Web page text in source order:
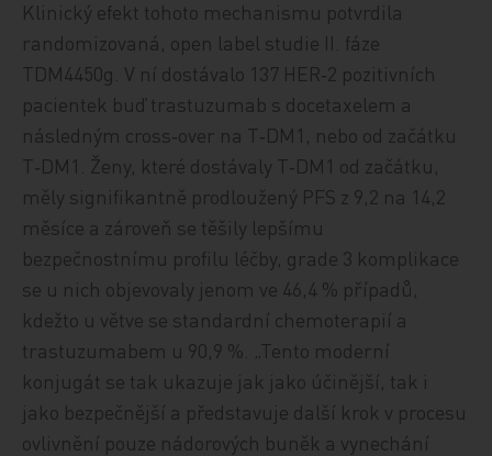
Klinický efekt tohoto mechanismu potvrdila
randomizovaná, open label studie II. fáze
TDM4450g. V ní dostávalo 137 HER‑2 pozitivních
pacientek buď trastuzumab s docetaxelem a
následným cross‑over na T‑DM1, nebo od začátku
T‑DM1. Ženy, které dostávaly T‑DM1 od začátku,
měly signifikantně prodloužený PFS z 9,2 na 14,2
měsíce a zároveň se těšily lepšímu
bezpečnostnímu profilu léčby, grade 3 komplikace
se u nich objevovaly jenom ve 46,4 % případů,
kdežto u větve se standardní chemoterapií a
trastuzumabem u 90,9 %. „Tento moderní
konjugát se tak ukazuje jak jako účinější, tak i
jako bezpečnější a představuje další krok v procesu
ovlivnění pouze nádorových buněk a vynechání